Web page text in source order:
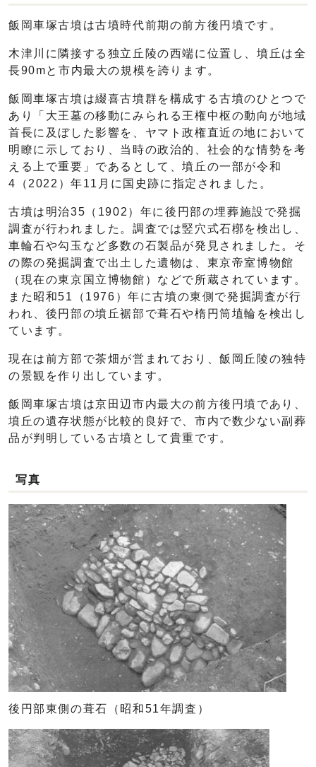
飯岡車塚古墳は古墳時代前期の前方後円墳です。
木津川に隣接する独立丘陵の西端に位置し、墳丘は全
長90mと市内最大の規模を誇ります。
飯岡車塚古墳は綴喜古墳群を構成する古墳のひとつで
あり「大王墓の移動にみられる王権中枢の動向が地域
首長に及ぼした影響を、ヤマト政権直近の地において
明瞭に示しており、当時の政治的、社会的な情勢を考
える上で重要」であるとして、墳丘の一部が令和
4（2022）年11月に国史跡に指定されました。
古墳は明治35（1902）年に後円部の埋葬施設で発掘
調査が行われました。調査では竪穴式石槨を検出し、
車輪石や勾玉など多数の石製品が発見されました。そ
の際の発掘調査で出土した遺物は、東京帝室博物館
（現在の東京国立博物館）などで所蔵されています。
また昭和51（1976）年に古墳の東側で発掘調査が行
われ、後円部の墳丘裾部で葺石や楕円筒埴輪を検出し
ています。
現在は前方部で茶畑が営まれており、飯岡丘陵の独特
の景観を作り出しています。
飯岡車塚古墳は京田辺市内最大の前方後円墳であり、
墳丘の遺存状態が比較的良好で、市内で数少ない副葬
品が判明している古墳として貴重です。
写真
後円部東側の葺石（昭和51年調査）